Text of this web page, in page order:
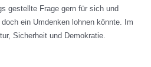
gestellte Frage gern für sich und
ein Umdenken lohnen könnte. Im
Sicherheit und Demokratie.